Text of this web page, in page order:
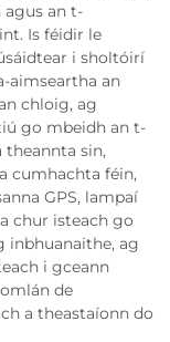
agus an t-
Is féidir le
i sholtóirí
aimseartha an
chloig, ag
go mbeidh an t-
theannta sin,
cumhachta féin,
GPS, lampaí
chur isteach go
inbhuanaithe, ag
i gceann
de
a theastaíonn do